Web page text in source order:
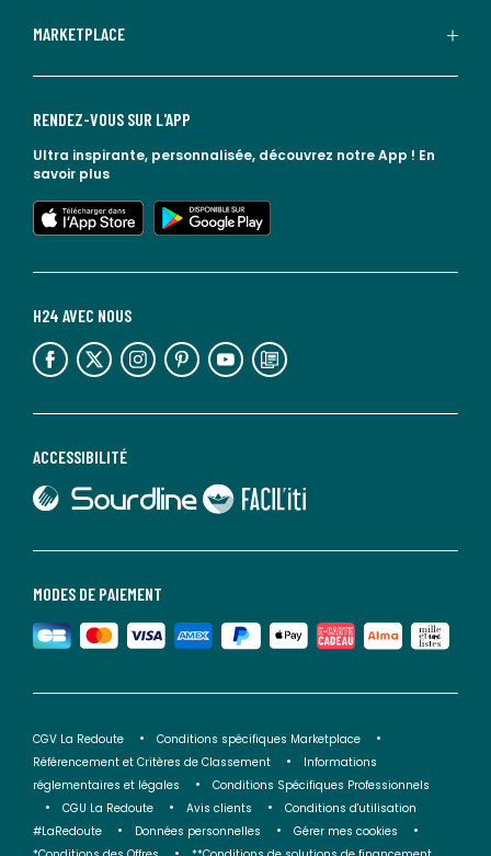
MARKETPLACE
MODES DE PAIEMENT
ACCESSIBILITÉ
lien vers Sourdline
lien vers Faciliti
H24 AVEC NOUS
lien vers l'espace réseaux sociaux lien vers l'espace réseaux sociaux lien vers l'espace réseaux sociaux lien vers l'espace réseaux sociaux lien vers l'espace réseaux sociaux lien vers le blog la redoute
RENDEZ-VOUS SUR L'APP
Ultra inspirante, personnalisée, découvrez notre App ! En
savoir plus
lien vers l'app store
lien vers google play
CGV La Redoute
Conditions spécifiques Marketplace
Référencement et Critères de Classement
Informations
réglementaires et légales
Conditions Spécifiques Professionnels
CGU La Redoute
Avis clients
Conditions d'utilisation
#LaRedoute
Données personnelles
Gérer mes cookies